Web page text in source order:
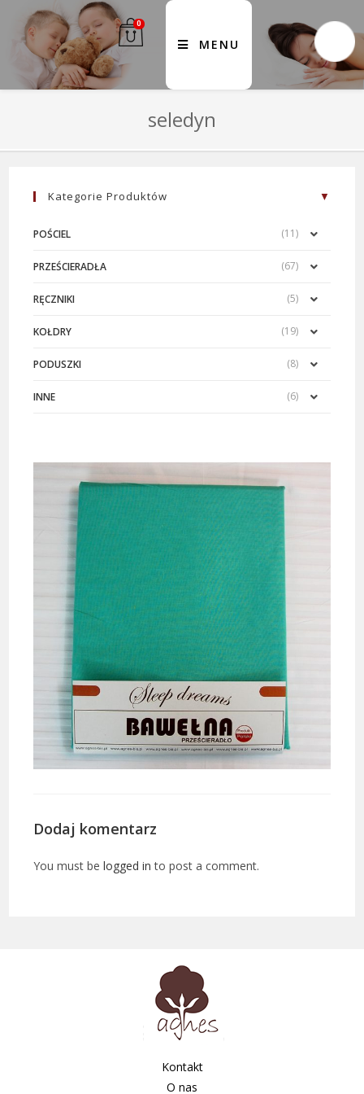
0
MENU
seledyn
Dodaj komentarz
You must belogged in to post a comment.
Kategorie Produktów
POŚCIEL (11)
PRZEŚCIERADŁA (67)
RĘCZNIKI (5)
KOŁDRY (19)
PODUSZKI (8)
INNE (6)
Kontakt
O nas